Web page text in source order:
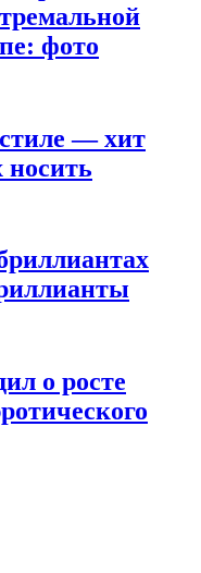
фото
— хит
носить
о росте